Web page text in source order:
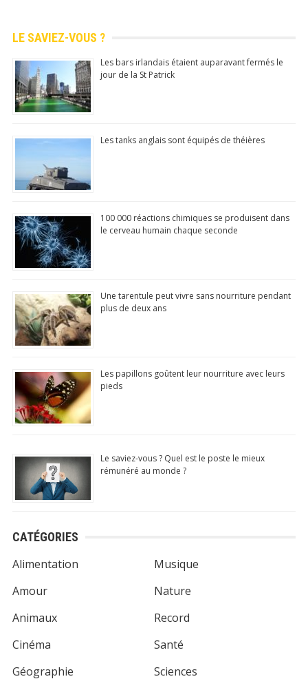
LE SAVIEZ-VOUS ?
Les bars irlandais étaient auparavant fermés le
jour de la St Patrick
Les tanks anglais sont équipés de théières
100 000 réactions chimiques se produisent dans
le cerveau humain chaque seconde
Une tarentule peut vivre sans nourriture pendant
plus de deux ans
Les papillons goûtent leur nourriture avec leurs
pieds
Le saviez-vous ? Quel est le poste le mieux
rémunéré au monde ?
CATÉGORIES
Alimentation
Amour
Animaux
Cinéma
Géographie
Musique
Nature
Record
Santé
Sciences
N°1 app store
Commentaire,
Like, Partage...
Télécharger (Google Play Store)